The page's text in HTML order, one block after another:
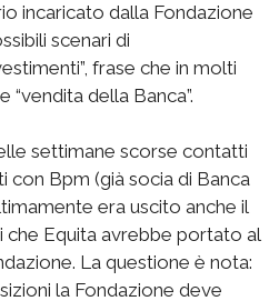
incaricato dalla Fondazione
scenari di
frase che in molti
della Banca”.
settimane scorse contatti
Bpm (già socia di Banca
era uscito anche il
Equita avrebbe portato al
La questione è nota:
la Fondazione deve